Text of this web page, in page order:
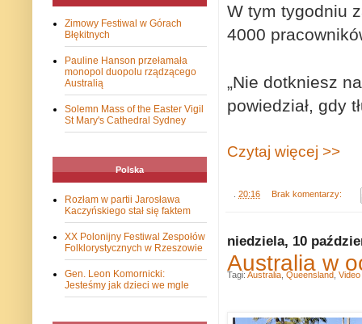
W tym tygodniu
4000
„Nie dotkniesz
powiedział, gdy
Czytaj więcej >>
. 20:16 Brak komentarzy:
niedziela, 10
Australia w
Tagi: Australia Queensland Video
Zimowy Festiwal w Górach
Błękitnych
Pauline Hanson przełamała
monopol duopolu rządzącego
Australią
Solemn Mass of the Easter Vigil
St Mary's Cathedral Sydney
Polska
Rozłam w partii Jarosława
Kaczyńskiego stał się faktem
XX Polonijny Festiwal Zespołów
Folklorystycznych w Rzeszowie
Gen. Leon Komornicki:
Jesteśmy jak dzieci we mgle